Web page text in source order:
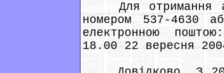
Для отримання
номером 537-4630
електронною
18.00 22 вересня